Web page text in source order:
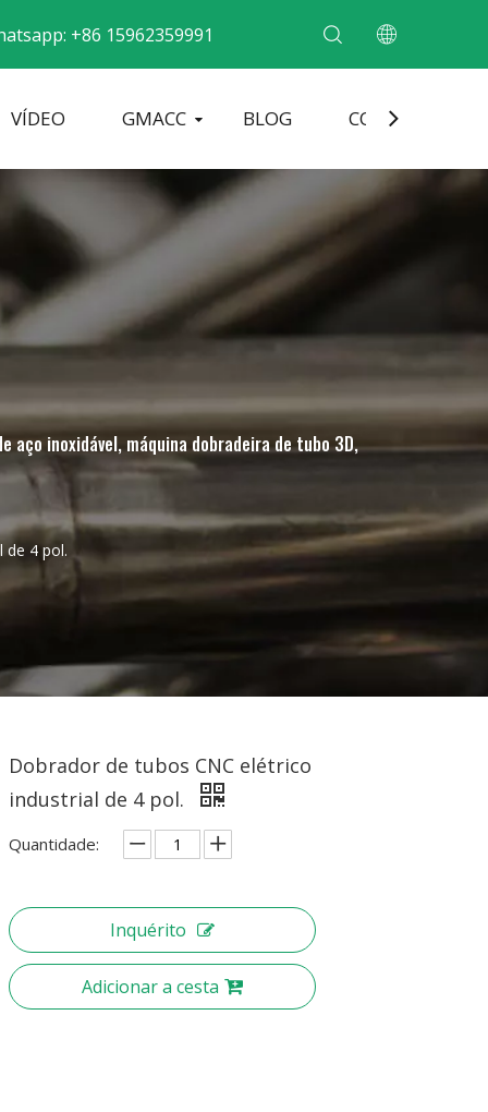
+86 15962359991
VÍDEO GMACC BLOG CONTATO
aço inoxidável, máquina dobradeira de tubo 3D,
de 4 pol.
Dobrador de tubos CNC elétrico
industrial de 4 pol.
Quantidade:
Inquérito
Adicionar a cesta